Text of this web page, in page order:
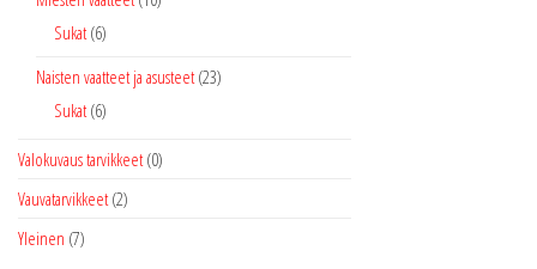
Sukat (6)
Naisten vaatteet ja asusteet (23)
Sukat (6)
Valokuvaus tarvikkeet (0)
Vauvatarvikkeet (2)
Yleinen (7)